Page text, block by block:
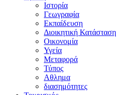
Ιστορία
Γεωγραφία
Εκπαίδευση
Διοικητική Κατάσταση
Οικονομία
Υγεία
Μεταφορά
Τύπος
Αθλημα
διασημότητες